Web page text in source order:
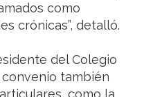
como
crónicas”, detalló.
del Colegio
también
como la